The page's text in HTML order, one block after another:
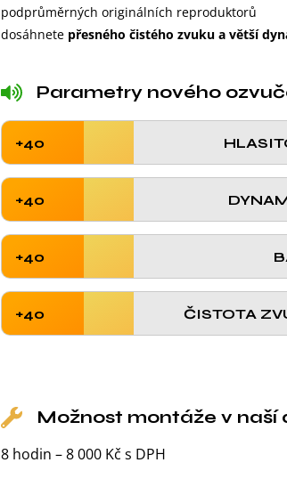
podprůměrných originálních reproduktorů
dosáhnete přesného čistého zvuku a větší
Parametry nového
+40
+40
+40
ČISTOTA
+40
Možnost montáže v naší
8 hodin – 8 000 Kč s DPH